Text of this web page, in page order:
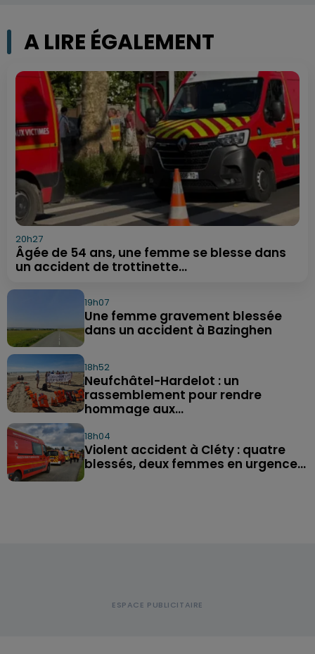
A LIRE ÉGALEMENT
20h27
Âgée de 54 ans, une femme se blesse dans
un accident de trottinette...
19h07
Une femme gravement blessée
dans un accident à Bazinghen
18h52
Neufchâtel-Hardelot : un
rassemblement pour rendre
hommage aux...
18h04
Violent accident à Cléty : quatre
blessés, deux femmes en urgence...